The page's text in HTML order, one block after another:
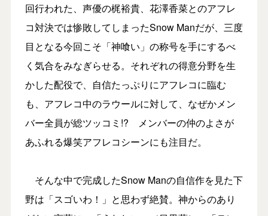
回行われた、声優の梶裕貴、花澤香菜とのアフレ
コ対決では惨敗してしまったSnow Manだが、三度
目となる今回こそ「神喰い」の称号を手にするべ
く気合をみなぎらせる。それぞれの得意分野を生
かした配役で、自信たっぷりにアフレコに臨む
も、アフレコ中のラウールに対して、なぜかメン
バー全員が総ツッコミ!? メンバーの仲のよさが
あふれる爆笑アフレコシーンにも注目だ。
そんな中で完成したSnow Manの自信作を見た下
野は「スゴいわ！」と思わず絶賛。神からのあり